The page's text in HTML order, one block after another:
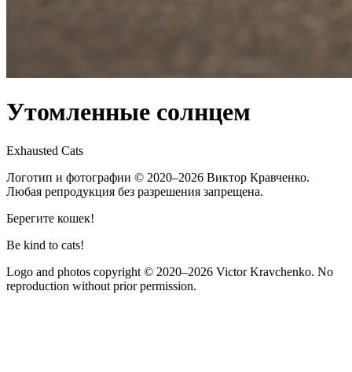
Утомленные солнцем
Exhausted Cats
Логотип и фотографии © 2020–2026 Виктор Кравченко.
Любая репродукция без разрешения запрещена.
Берегите кошек!
Be kind to cats!
Logo and photos copyright © 2020–2026 Victor Kravchenko. No
reproduction without prior permission.